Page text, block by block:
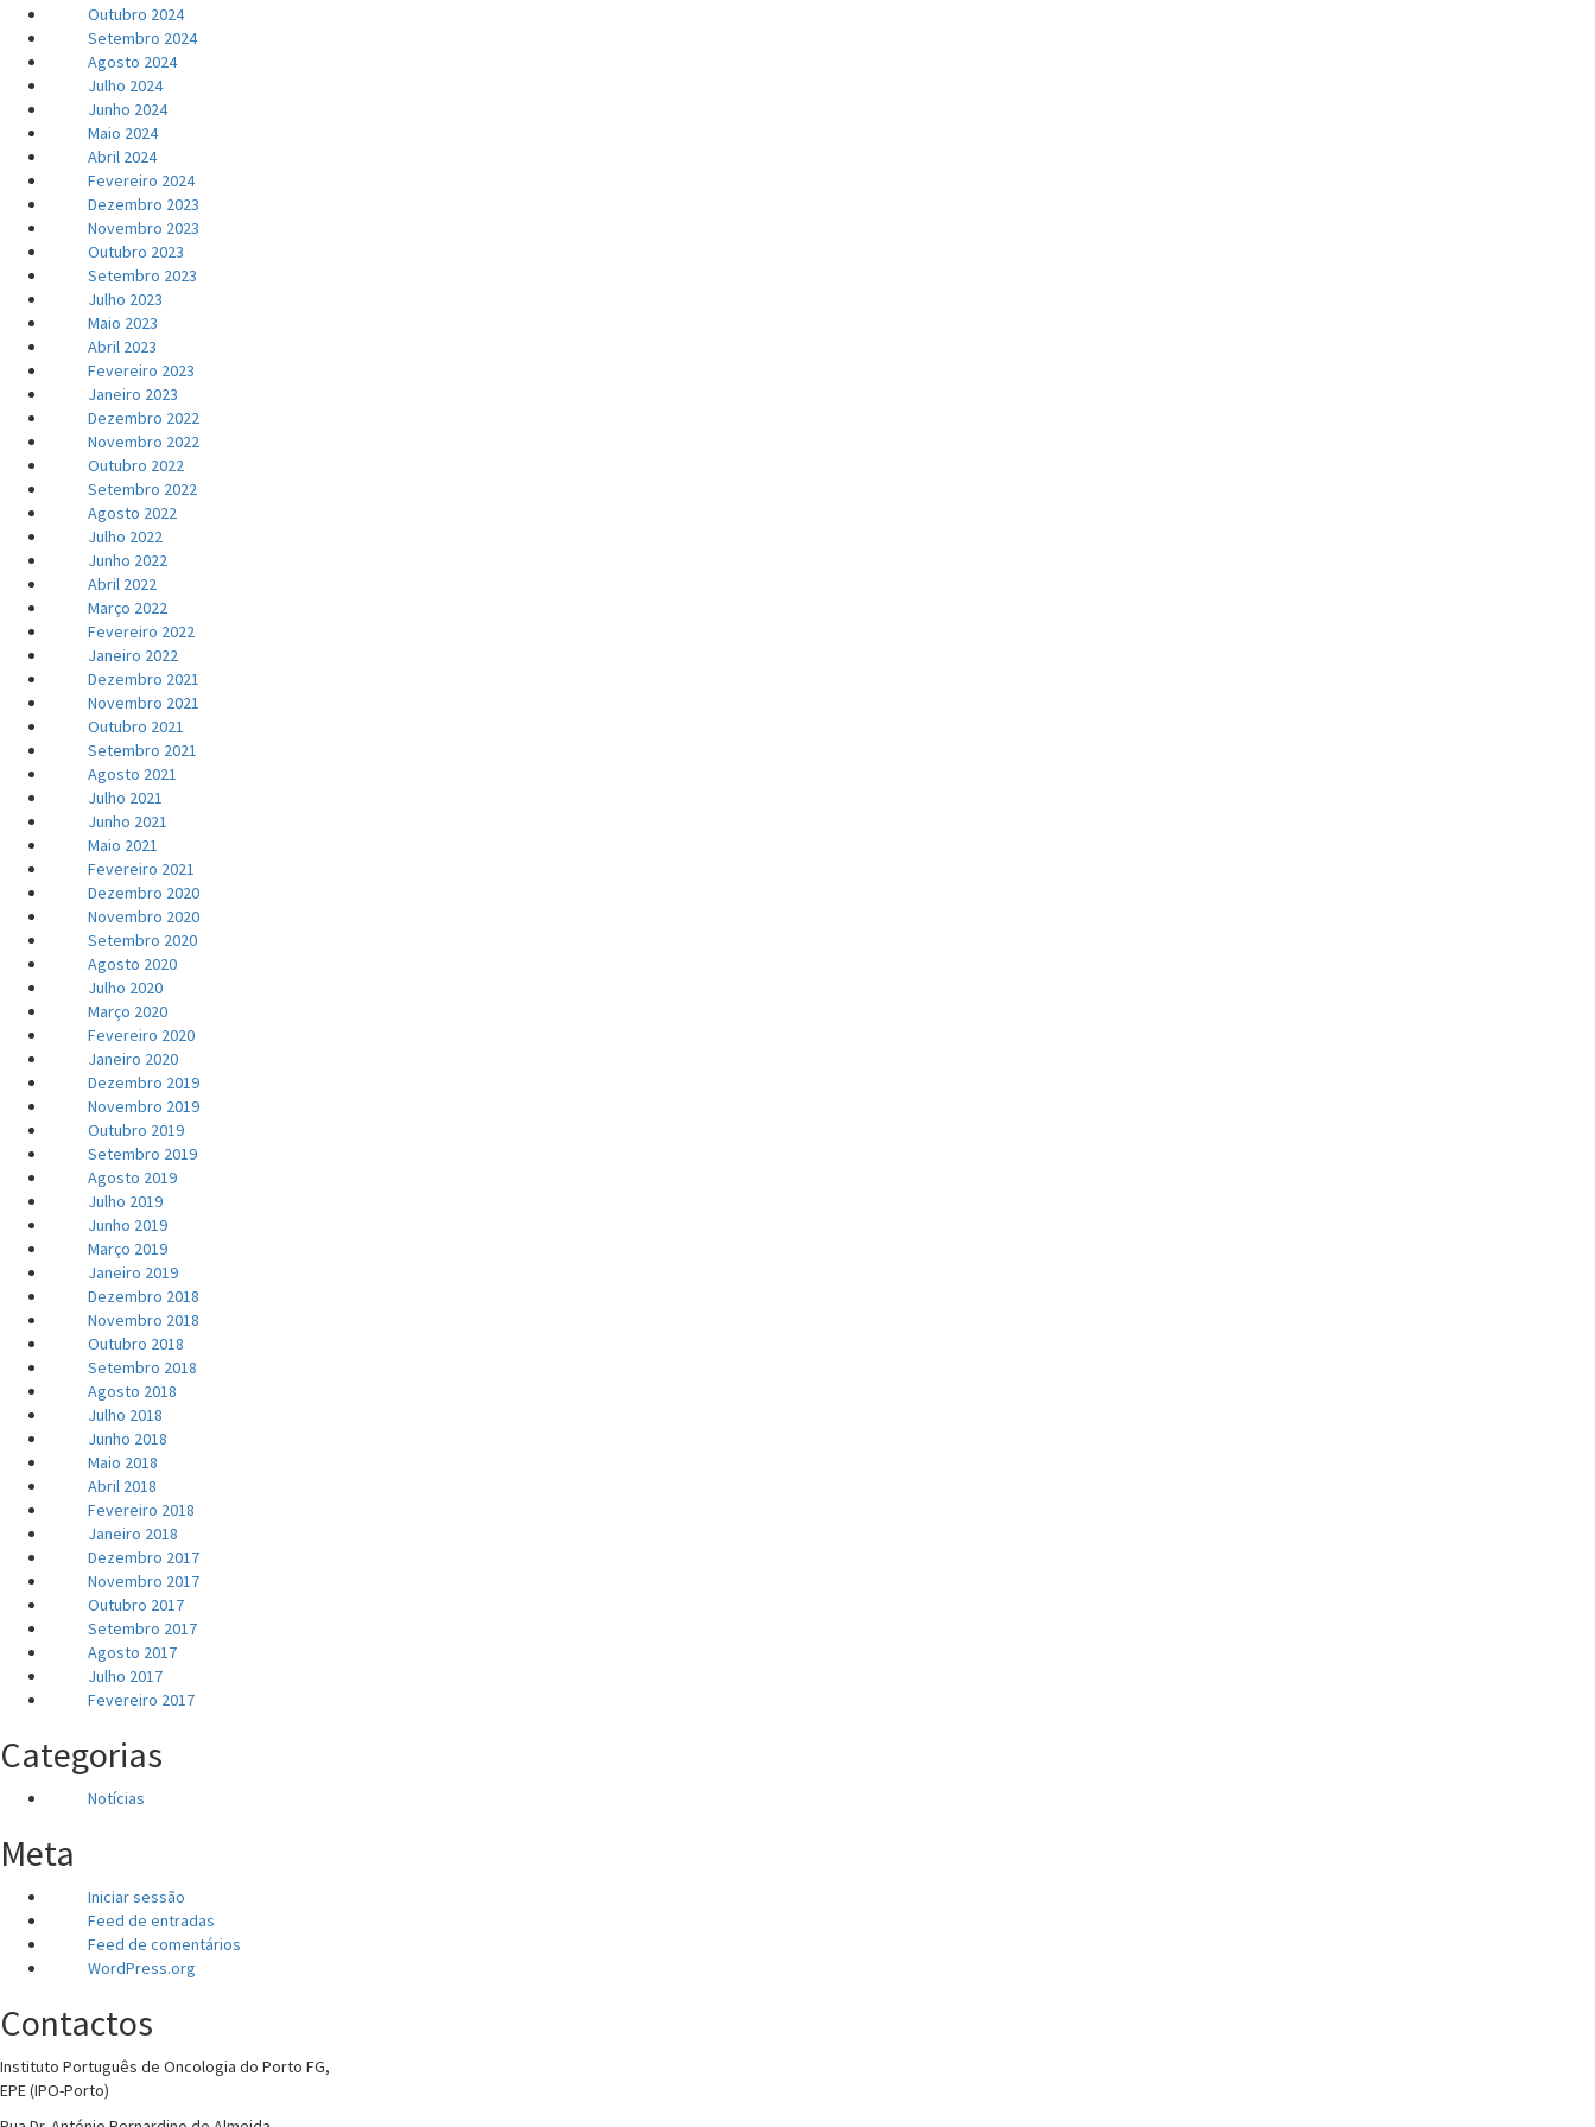
Outubro 2024
Setembro 2024
Agosto 2024
Julho 2024
Junho 2024
Maio 2024
Abril 2024
Fevereiro 2024
Dezembro 2023
Novembro 2023
Outubro 2023
Setembro 2023
Julho 2023
Maio 2023
Abril 2023
Fevereiro 2023
Janeiro 2023
Dezembro 2022
Novembro 2022
Outubro 2022
Setembro 2022
Agosto 2022
Julho 2022
Junho 2022
Abril 2022
Março 2022
Fevereiro 2022
Janeiro 2022
Dezembro 2021
Novembro 2021
Outubro 2021
Setembro 2021
Agosto 2021
Julho 2021
Junho 2021
Maio 2021
Fevereiro 2021
Dezembro 2020
Novembro 2020
Setembro 2020
Agosto 2020
Julho 2020
Março 2020
Fevereiro 2020
Janeiro 2020
Dezembro 2019
Novembro 2019
Outubro 2019
Setembro 2019
Agosto 2019
Julho 2019
Junho 2019
Março 2019
Janeiro 2019
Dezembro 2018
Novembro 2018
Outubro 2018
Setembro 2018
Agosto 2018
Julho 2018
Junho 2018
Maio 2018
Abril 2018
Fevereiro 2018
Janeiro 2018
Dezembro 2017
Novembro 2017
Outubro 2017
Setembro 2017
Agosto 2017
Julho 2017
Fevereiro 2017
Categorias
Notícias
Meta
Iniciar sessão
Feed de entradas
Feed de comentários
WordPress.org
Contactos
Instituto Português de Oncologia do Porto FG,
EPE (IPO-Porto)